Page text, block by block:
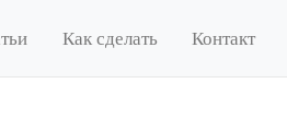
Как сделать Контакт